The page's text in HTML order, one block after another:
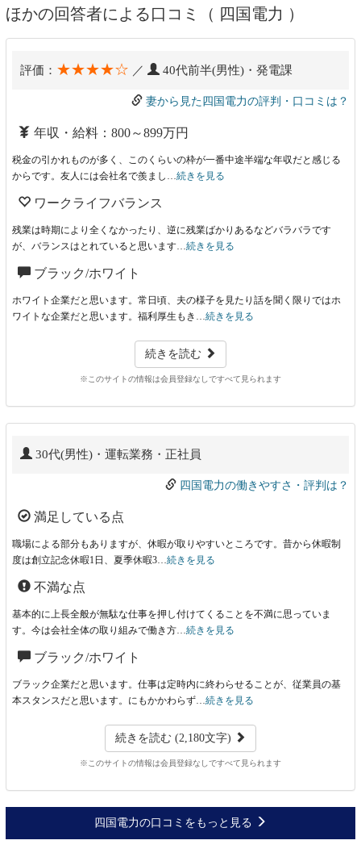
ほかの回答者による口コミ（ 四国電力 ）
評価： ★★★★☆ ／ 40代前半(男性)・発電課
妻から見た四国電力の評判・口コミは？
年収・給料：800～899万円
税金の引かれものが多く、このくらいの枠が一番中途半端な年収だと感じる
からです。友人には会社名で羨まし…続きを見る
ワークライフバランス
残業は時期により全くなかったり、逆に残業ばかりあるなどバラバラです
が、バランスはとれていると思います…続きを見る
ブラック/ホワイト
ホワイト企業だと思います。常日頃、夫の様子を見たり話を聞く限りではホ
ワイトな企業だと思います。福利厚生もき…続きを見る
続きを読む
※このサイトの情報は会員登録なしですべて見られます
30代(男性)・運転業務・正社員
四国電力の働きやすさ・評判は？
満足している点
職場による部分もありますが、休暇が取りやすいところです。昔から休暇制
度は創立記念休暇1日、夏季休暇3…続きを見る
不満な点
基本的に上長全般が無駄な仕事を押し付けてくることを不満に思っていま
す。今は会社全体の取り組みで働き方…続きを見る
ブラック/ホワイト
ブラック企業だと思います。仕事は定時内に終わらせることが、従業員の基
本スタンスだと思います。にもかかわらず…続きを見る
続きを読む (2,180文字)
※このサイトの情報は会員登録なしですべて見られます
四国電力の口コミをもっと見る